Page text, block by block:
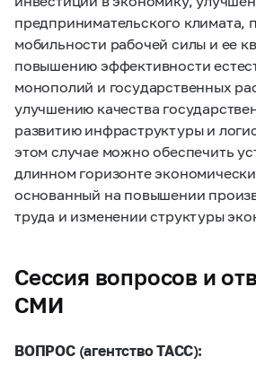
предпринимательского климата,
мобильности рабочей силы и ее
повышению эффективности
монополий и государственных
улучшению качества
развитию инфраструктуры и
этом случае можно обеспечить
длинном горизонте
основанный на повышении
труда и изменении структуры
Сессия вопросов и
СМИ
ВОПРОС (агентство ТАСС):